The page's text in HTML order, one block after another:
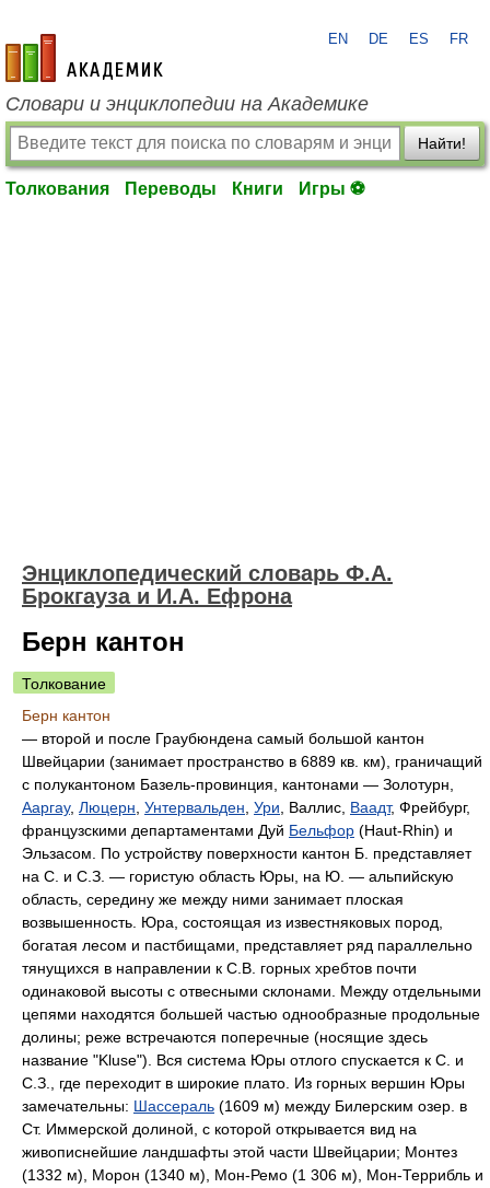
academic.ru
EN DE ES FR
Словари и энциклопедии на Академике
Найти!
Толкования Переводы Книги Игры ⚽
Энциклопедический словарь Ф.А.
Брокгауза и И.А. Ефрона
Берн кантон
Толкование
Берн кантон
— второй и после Граубюндена самый большой кантон
Швейцарии (занимает пространство в 6889 кв. км), граничащий
с полукантоном Базель-провинция, кантонами — Золотурн,
Ааргау, Люцерн Унтервальден Ури , Валлис, Ваадт, Фрейбург,
французскими департаментами Дуй Бельфор (Haut-Rhin) и
Эльзасом. По устройству поверхности кантон Б. представляет
на С. и С.З. — гористую область Юры, на Ю. — альпийскую
область, середину же между ними занимает плоская
возвышенность. Юра, состоящая из известняковых пород,
богатая лесом и пастбищами, представляет ряд параллельно
тянущихся в направлении к С.В. горных хребтов почти
одинаковой высоты с отвесными склонами. Между отдельными
цепями находятся большей частью однообразные продольные
долины; реже встречаются поперечные (носящие здесь
название "Kluse"). Вся система Юры отлого спускается к С. и
С.З., где переходит в широкие плато. Из горных вершин Юры
замечательны: Шассераль (1609 м) между Билерским озер. в
Ст. Иммерской долиной, с которой открывается вид на
живописнейшие ландшафты этой части Швейцарии; Монтез
(1332 м), Морон (1340 м), Мон-Ремо (1 306 м), Мон-Террибль и